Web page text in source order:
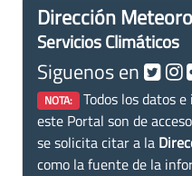
Dirección
Servicios Climáticos
Siguenos en
NOTA: Todos los datos
este Portal son de
se solicita citar a la
como la fuente de la